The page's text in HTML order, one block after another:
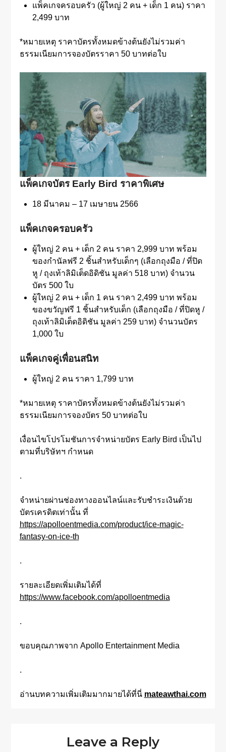
แพ็คเกจครอบครัว (ผู้ใหญ่ 2 คน + เด็ก 1 คน) ราคา
2,499 บาท
*หมายเหตุ ราคาบัตรทั้งหมดข้างต้นยังไม่รวมค่า
ธรรมเนียมการจองบัตรราคา 50 บาทต่อใบ
แพ็คเกจบัตร Early Bird ราคาพิเศษ
18 มีนาคม – 17 เมษายน 2566
แพ็คเกจครอบครัว
ผู้ใหญ่ 2 คน + เด็ก 2 คน ราคา 2,999 บาท พร้อม
ของกำนัลฟรี 2 ชิ้นสำหรับเด็กๆ (เลือกถุงมือ / ที่ปิด
หู / ถุงเท้าลิมิเต็ดอิดิชัน มูลค่า 518 บาท) จำนวน
บัตร 500 ใบ
ผู้ใหญ่ 2 คน + เด็ก 1 คน ราคา 2,499 บาท พร้อม
ของขวัญฟรี 1 ชิ้นสำหรับเด็ก (เลือกถุงมือ / ที่ปิดหู /
ถุงเท้าลิมิเต็ดอิดิชัน มูลค่า 259 บาท) จำนวนบัตร
1,000 ใบ
แพ็คเกจคู่เพื่อนสนิท
ผู้ใหญ่ 2 คน ราคา 1,799 บาท
*หมายเหตุ ราคาบัตรทั้งหมดข้างต้นยังไม่รวมค่า
ธรรมเนียมการจองบัตร 50 บาทต่อใบ
เงื่อนไขโปรโมชันการจำหน่ายบัตร Early Bird เป็นไป
ตามที่บริษัทฯ กำหนด
.
จำหน่ายผ่านช่องทางออนไลน์และรับชำระเงินด้วย
บัตรเครดิตเท่านั้น ที่
https://apolloentmedia.com/product/ice-magic-
fantasy-on-ice-th
.
รายละเอียดเพิ่มเติมได้ที่
https://www.facebook.com/apolloentmedia
.
ขอบคุณภาพจาก Apollo Entertainment Media
.
อ่านบทความเพิ่มเติมมากมายได้ที่นี่ mateawthai.com
Leave a Reply